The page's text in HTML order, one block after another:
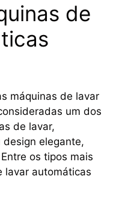
de
máquinas de lavar
um dos
de lavar,
elegante,
os tipos mais
lavar automáticas